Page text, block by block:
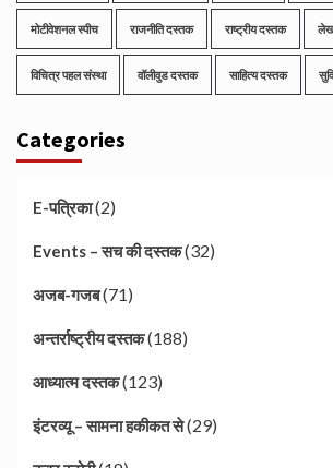
मोटीवेशनल स्पीच राजनीति दस्तक राष्ट्रीय दस्तक लेख
विचित्र पहल संस्था वॉलीवुड दस्तक साहित्य दस्तक
Categories
E-पत्रिका(2)
Events – सच की दस्तक(32)
अजब-गजब(71)
अन्तर्राष्ट्रीय दस्तक(188)
आध्यात्म दस्तक(123)
इंटरव्यू – सामना हकीकत से(29)